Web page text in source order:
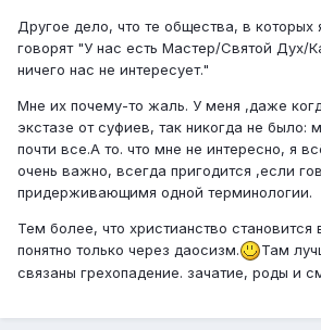
Другое дело, что те общества, в которых
говорят "У нас есть Мастер/Святой Дух/
ничего нас не интересует."
Мне их почему-то жаль. У меня ,даже
экстазе от суфиев, так никогда не было:
почти все.А то. что мне не интересно, я
очень важно, всегда пригодится ,если
придерживающимя одной терминологии.
Тем более, что христианство становится
понятно только через даосизм.
Там
связаны грехопадение. зачатие, роды и